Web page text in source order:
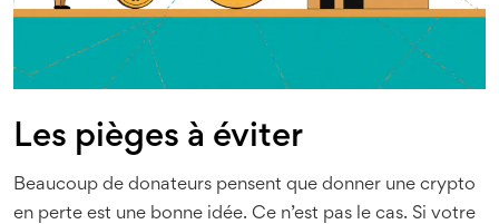
Les pièges à éviter
Beaucoup de donateurs pensent que donner une crypto
en perte est une bonne idée. Ce n’est pas le cas. Si votre